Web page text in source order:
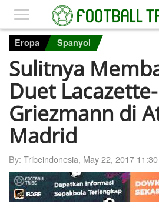
Eropa Spanyol
Sulitnya
Duet Lacazette-
Griezmann di
Madrid
By: Tribeindonesia, May 22, 2017